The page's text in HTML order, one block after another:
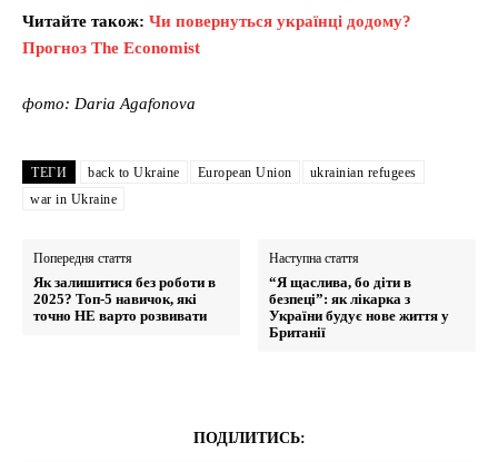
Читайте також: Чи повернуться українці додому?
Прогноз The Economist
фото: Daria Agafonova
ТЕГИ back to Ukraine European Union
ukrainian refugees
war in Ukraine
Попередня стаття
Як залишитися без роботи в
2025? Топ-5 навичок, які
точно НЕ варто розвивати
Наступна стаття
“Я щаслива, бо діти в
безпеці”: як лікарка з
України будує нове життя у
Британії
ПОДІЛИТИСЬ: